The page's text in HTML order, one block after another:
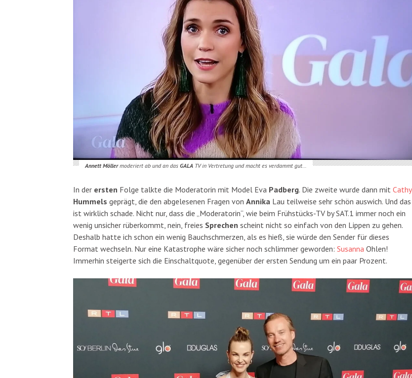
Annett Möllermoderiert ab und an das GALATV in Vertretung und macht es verdammt gut…
In der ersten Folge talkte die Moderatorin mit Model Eva Padberg. Die zweite wurde dann mit Cathy
Hummels geprägt, die den abgelesenen Fragen von Annika Lau teilweise sehr schön auswich. Und das
ist wirklich schade. Nicht nur, dass die „Moderatorin“, wie beim Frühstücks-TV by SAT.1 immer noch ein
wenig unsicher rüberkommt, nein, freies Sprechen scheint nicht so einfach von den Lippen zu gehen.
Deshalb hatte ich schon ein wenig Bauchschmerzen, als es hieß, sie würde den Sender für dieses
Format wechseln. Nur eine Katastrophe wäre sicher noch schlimmer geworden: Susanna Ohlen!
Immerhin steigerte sich die Einschaltquote, gegenüber der ersten Sendung um ein paar Prozent.